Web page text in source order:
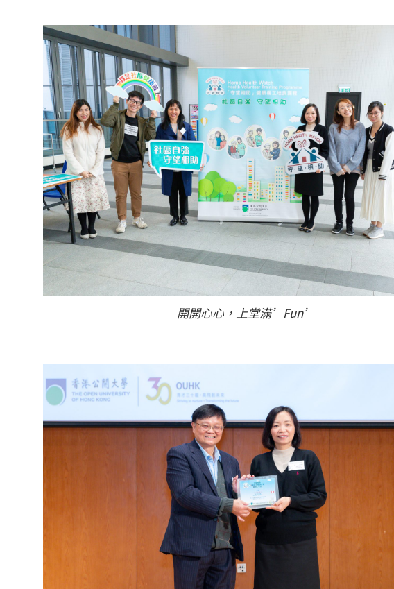
開開心心，上堂滿’Fun’